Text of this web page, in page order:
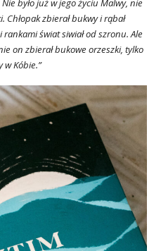
było już w jego życiu Malwy, nie
Chłopak zbierał bukwy i rąbał
świat siwiał od szronu. Ale
on zbierał bukowe orzeszki, tylko
w Kóbie.”